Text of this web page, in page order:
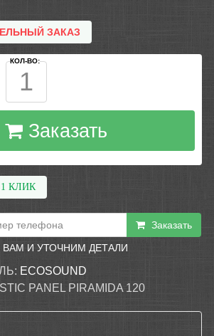
ЗАКАЗ
КОЛ-ВО:
Заказать
КЛИК
Заказать
И УТОЧНИМ ДЕТАЛИ
ECOSOUND
PANEL PIRAMIDA 120